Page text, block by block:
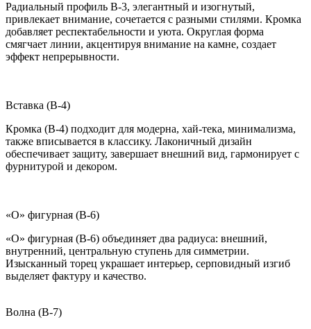
Радиальный профиль B-3, элегантный и изогнутый,
привлекает внимание, сочетается с разными стилями. Кромка
добавляет респектабельности и уюта. Округлая форма
смягчает линии, акцентируя внимание на камне, создает
эффект непрерывности.
Вставка (B-4)
Кромка (B-4) подходит для модерна, хай-тека, минимализма,
также вписывается в классику. Лаконичный дизайн
обеспечивает защиту, завершает внешний вид, гармонирует с
фурнитурой и декором.
«О» фигурная (B-6)
«О» фигурная (B-6) объединяет два радиуса: внешний,
внутренний, центральную ступень для симметрии.
Изысканный торец украшает интерьер, серповидный изгиб
выделяет фактуру и качество.
Волна (B-7)